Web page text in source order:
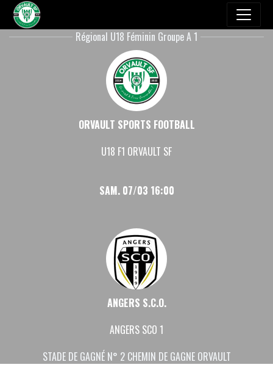
Régional U18 Féminin Groupe A 1
ORVAULT SPORTS FOOTBALL
U18 F1 ORVAULT SF
SAM. 07/03 16:00
ANGERS S.C.O.
ANGERS SCO 1
STADE DE GAGNÉ N° 2 CHEMIN DE GAGNE ORVAULT